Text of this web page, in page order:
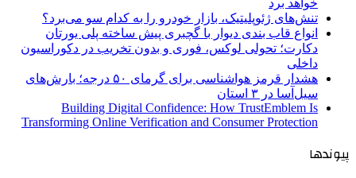
تنش‌های ژئوپلیتیک، بازار خودرو را به کدام سو می‌برد؟
انواع قاب بندی دیوار با گچبری پیش ساخته پلی یورتان
دکارت؛ تحولی لوکس، فوری و بدون تخریب در دکوراسیون
داخلی
هشدار قرمز هواشناسی برای گرمای ۵۰ درجه؛ بارش‌های
سیل‌آسا در ۳ استان
Building Digital Confidence: How TrustEmblem Is
Transforming Online Verification and Consumer Protection
پیوندها